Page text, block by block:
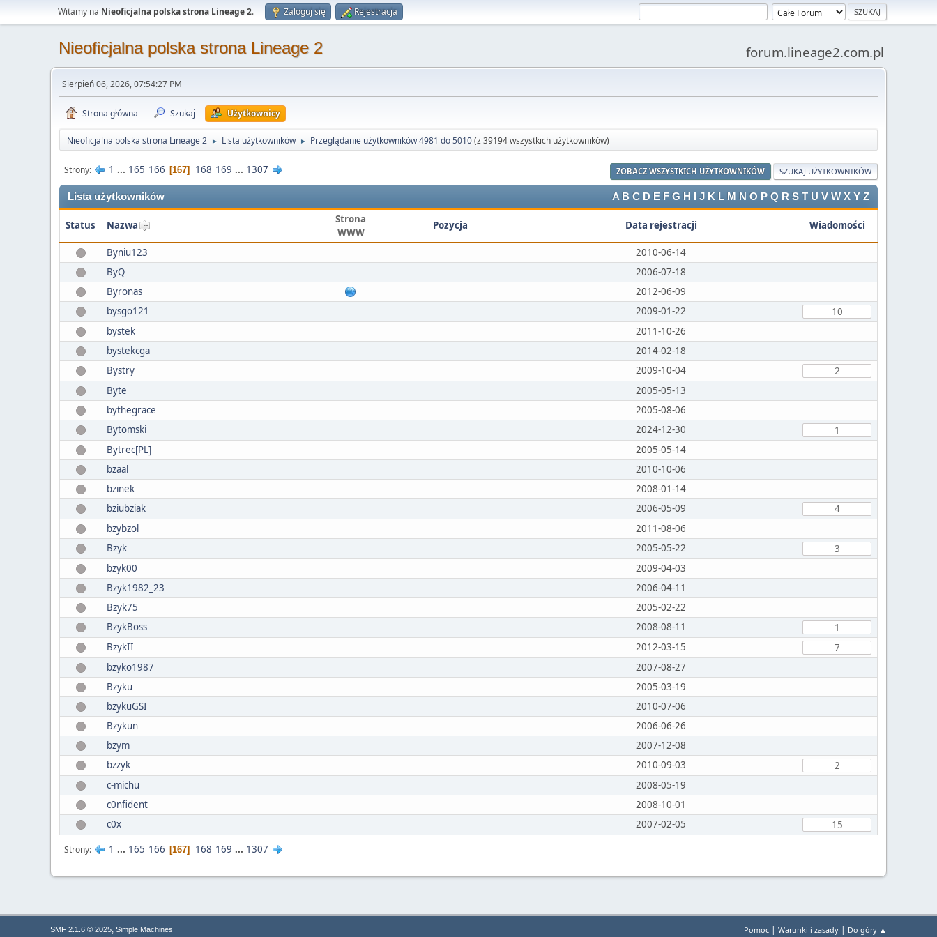
Witamy na Nieoficjalna polska strona Lineage 2. Zaloguj się Rejestracja
Nieoficjalna polska strona Lineage 2 forum.lineage2.com.pl
Sierpień 06, 2026, 07:54:27 PM
Strona główna Szukaj Użytkownicy
Nieoficjalna polska strona Lineage 2 ► Lista użytkowników ► Przeglądanie użytkowników 4981 do 5010(z 39194 wszystkich użytkowników)
ZOBACZ WSZYSTKICH UŻYTKOWNIKÓW SZUKAJ UŻYTKOWNIKÓW
Strony 1 ... 165 166 167 168 169 ... 1307
Lista użytkowników A B C D E F G H J K L M N O P Q R S T U V W X Y Z
Status Nazwa
Strona
WWW
Pozycja Data rejestracji Wiadomości
Byniu123
2010-06-14
ByQ
2006-07-18
Byronas
2012-06-09
bysgo121
2009-01-22
10
bystek
2011-10-26
bystekcga
2014-02-18
Bystry
2009-10-04
2
Byte
2005-05-13
bythegrace
2005-08-06
Bytomski
2024-12-30
1
Bytrec[PL]
2005-05-14
bzaal
2010-10-06
bzinek
2008-01-14
bziubziak
2006-05-09
4
bzybzol
2011-08-06
Bzyk
2005-05-22
3
bzyk00
2009-04-03
Bzyk1982_23
2006-04-11
Bzyk75
2005-02-22
BzykBoss
2008-08-11
1
BzykII
2012-03-15
7
bzyko1987
2007-08-27
Bzyku
2005-03-19
bzykuGSI
2010-07-06
Bzykun
2006-06-26
bzym
2007-12-08
bzzyk
2010-09-03
2
c-michu
2008-05-19
c0nfident
2008-10-01
c0x
2007-02-05 15
Strony 1 ... 165 166 167 168 169 ... 1307
Pomoc | Warunki i zasady | Do góry ▲
SMF 2.1.6 © 2025, Simple Machines